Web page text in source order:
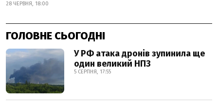
28 ЧЕРВНЯ, 18:00
ГОЛОВНЕ СЬОГОДНІ
У РФ атака дронів зупинила ще
один великий НПЗ
5 СЕРПНЯ, 17:55